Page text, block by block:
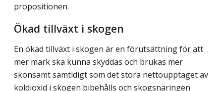
propositionen.
Ökad tillväxt i skogen
En ökad tillväxt i skogen är en förutsättning för att
mer mark ska kunna skyddas och brukas mer
skonsamt samtidigt som det stora nettoupptaget av
koldioxid i skogen bibehålls och skogsnäringen